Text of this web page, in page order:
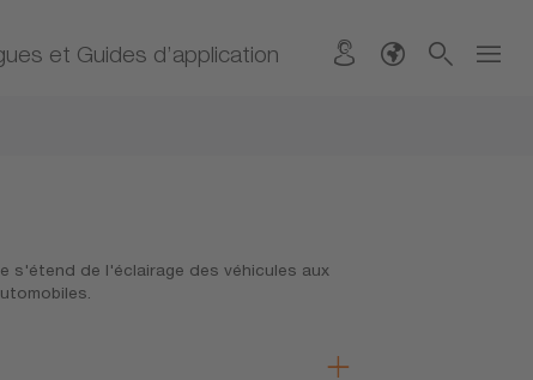
et Guides d’application
s'étend de l'éclairage des véhicules aux